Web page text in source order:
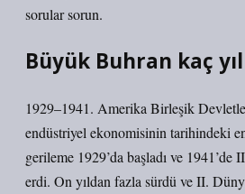
sorular sorun.
Büyük Buhran kaç
1929–1941. Amerika Birleşik
endüstriyel ekonomisinin tarihindeki
gerileme 1929’da başladı ve 1941’de
erdi. On yıldan fazla sürdü ve II.